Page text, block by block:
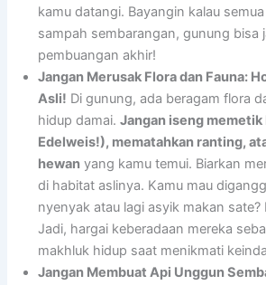
kamu datangi. Bayangin kalau
sampah sembarangan, gunung bisa
pembuangan akhir!
Jangan Merusak Flora dan Fauna:
Asli! Di gunung, ada beragam flora
hidup damai.Jangan iseng memetik
Edelweis!), mematahkan ranting,
hewan yang kamu temui. Biarkan
di habitat aslinya. Kamu mau
nyenyak atau lagi asyik makan
Jadi, hargai keberadaan mereka
makhluk hidup saat menikmati
Jangan Membuat Api Unggun